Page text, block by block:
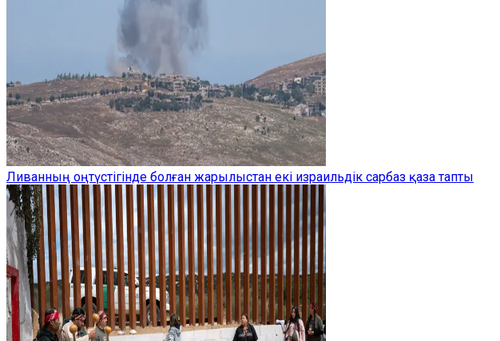
Ливанның оңтүстігінде болған жарылыстан екі израильдік сарбаз қаза тапты